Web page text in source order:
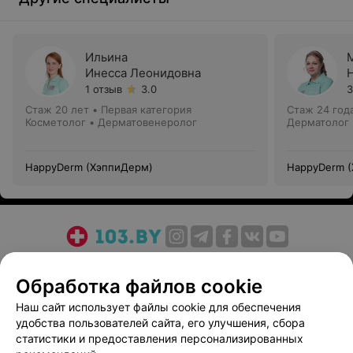
Ильина
Инесса Леонидовна
1 отзыв
3.0
Стаж 20 лет • Первая категория
Косметолог • Дерматовенеролог
HappyDerm (ХэппиДерм)
Стаж 24
Дерматолог
HappyDerm
Медицинский маркетинг
Публичный договор
Пользовательское соглашение
Способы оплаты
Вакансии
Партнеры
Написать руководителю 103.by
Обработка файлов cookie
Наш сайт использует файлы cookie для обеспечения
удобства пользователей сайта, его улучшения, сбора
статистики и предоставления персонализированных